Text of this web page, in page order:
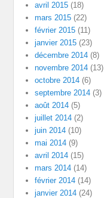
avril 2015 (18)
mars 2015 (22)
février 2015 (11)
janvier 2015 (23)
décembre 2014 (8)
novembre 2014 (13)
octobre 2014 (6)
septembre 2014 (3)
août 2014 (5)
juillet 2014 (2)
juin 2014 (10)
mai 2014 (9)
avril 2014 (15)
mars 2014 (14)
février 2014 (14)
janvier 2014 (24)